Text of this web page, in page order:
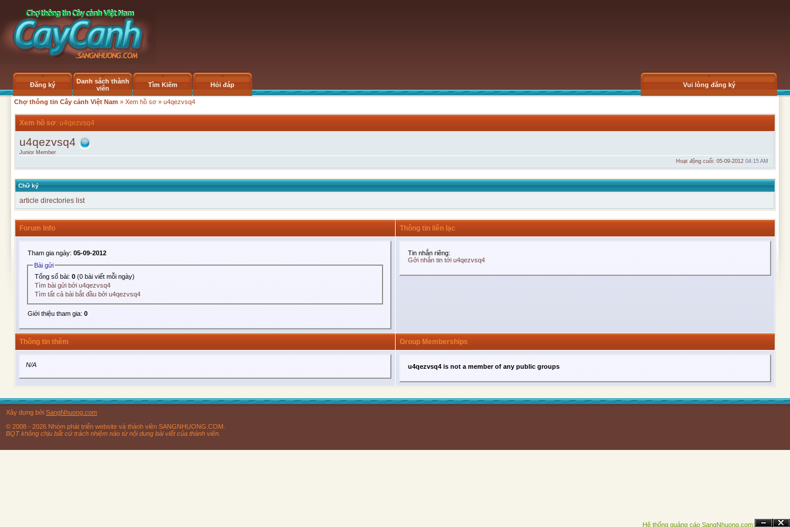
Đăng ký
Danh sách thành
viên
Tìm Kiếm Hỏi đáp Vui lòng đăng ký
Chợ thông tin Cây cảnh Việt Nam » Xem hồ sơ » u4qezvsq4
Xem hồ sơ: u4qezvsq4
u4qezvsq4
Junior Member
Hoạt động cuối: 05-09-2012 04:15 AM
Chữ ký
article directories list
Forum Info Thông tin liên lạc
Tham gia ngày: 05-09-2012
Bài gửi
Tổng số bài:0 (0 bài viết mỗi ngày)
Tìm bài gửi bởi u4qezvsq4
Tìm tất cả bài bắt đầu bởi u4qezvsq4
Giới thiệu tham gia: 0
Tin nhắn riêng:
Gởi nhắn tin tới u4qezvsq4
Thông tin thêm Group Memberships
N/A u4qezvsq4 is not a member of any public groups
Hệ thống quảng cáo SangNhuong.com;
Xây dựng bởi SangNhuong.com
© 2008 - 2026 Nhóm phát triển website và thành viên SANGNHUONG.COM.
BQT không chịu bất cứ trách nhiệm nào từ nội dung bài viết của thành viên.